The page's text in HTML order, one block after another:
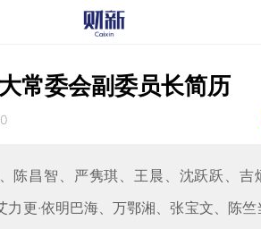
常委会副委员长简历
陈昌智、严隽琪、王晨、沈跃跃、吉
力更·依明巴海、万鄂湘、张宝文、陈竺